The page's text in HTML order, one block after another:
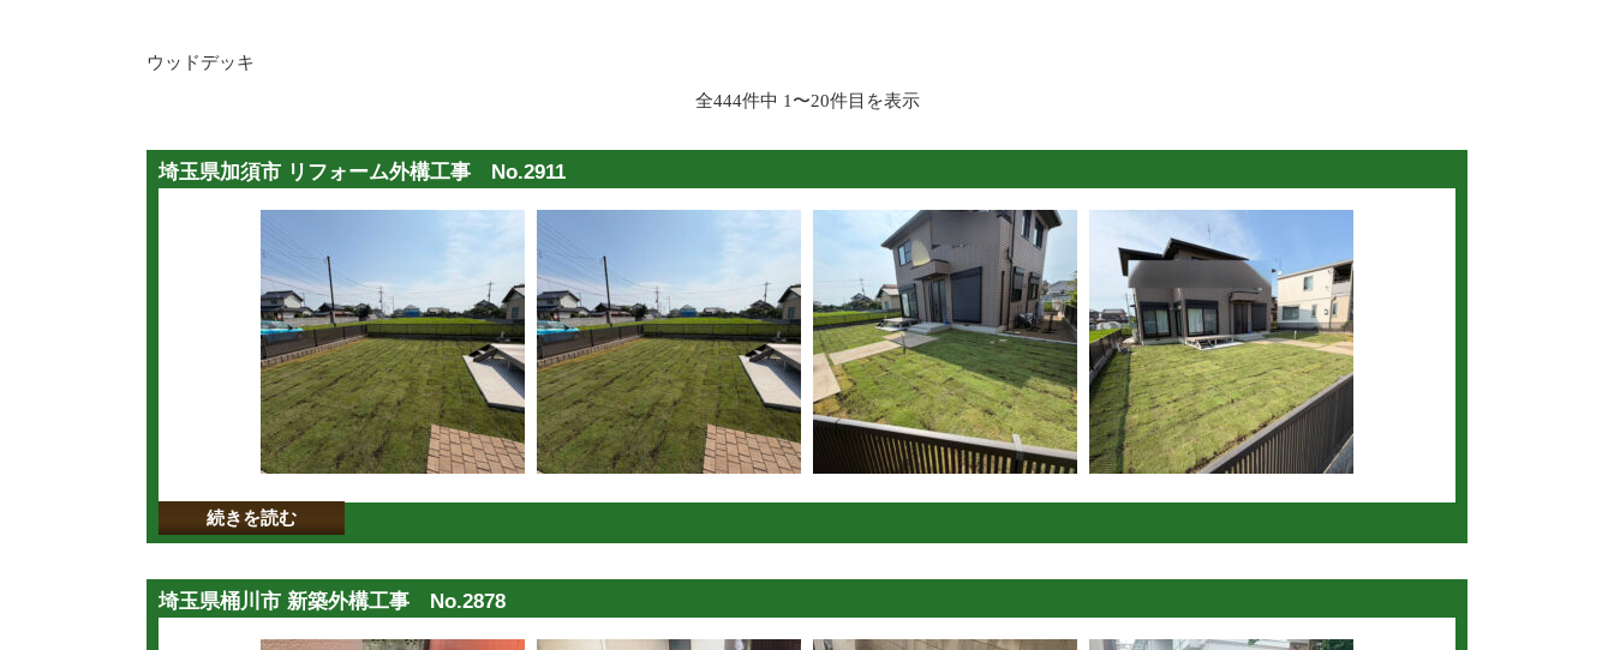
ウッドデッキ
全444件中 1〜20件目を表示
埼玉県加須市 リフォーム外構工事 No.2911
続きを読む
埼玉県桶川市 新築外構工事 No.2878